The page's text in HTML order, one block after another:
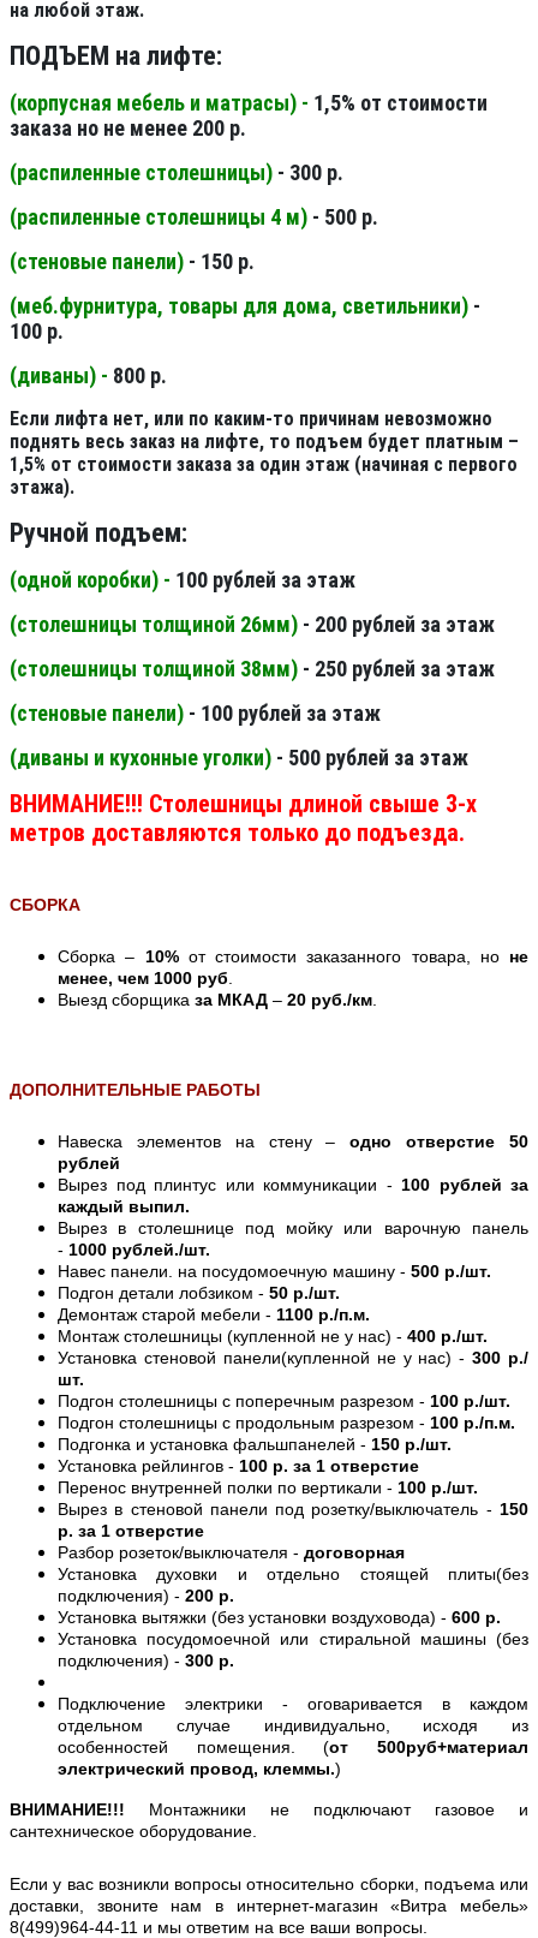
на любой этаж.
ПОДЪЕМ на лифте:
(корпусная мебель и матрасы) - 1,5% от стоимости
заказа но не менее 200 р.
(распиленные столешницы) - 300 р.
(распиленные столешницы 4 м) - 500 р.
(стеновые панели) - 150 р.
(меб.фурнитура, товары для дома, светильники) -
100 р.
(диваны) - 800 р.
Если лифта нет, или по каким-то причинам невозможно
поднять весь заказ на лифте, то подъем будет платным –
1,5% от стоимости заказа за один этаж (начиная с первого
этажа).
Ручной подъем:
(одной коробки) - 100 рублей за этаж
(столешницы толщиной 26мм) - 200 рублей за этаж
(столешницы толщиной 38мм) - 250 рублей за этаж
(стеновые панели) - 100 рублей за этаж
(диваны и кухонные уголки) - 500 рублей за этаж
ВНИМАНИЕ!!! Столешницы длиной свыше 3-х
метров доставляются только до подъезда.
СБОРКА
Сборка – 10%от стоимости заказанного товара, но не
менее, чем 1000 руб
Выезд сборщика за МКАД – 20 руб./км
ДОПОЛНИТЕЛЬНЫЕ РАБОТЫ
Навеска элементов на стену –одно отверстие 50
рублей
Вырез под плинтус или коммуникации - 100 рублей за
каждый выпил.
Вырез в столешнице под мойку или варочную панель
- 1000 рублей./шт.
Навес панели. на посудомоечную машину - 500 р./шт.
Подгон детали лобзиком - 50 р./шт.
Демонтаж старой мебели - 1100 р./п.м.
Монтаж столешницы (купленной не у нас) - 400 р./шт.
Установка стеновой панели(купленной не у нас) -300 р./
шт.
Подгон столешницы с поперечным разрезом - 100 р./шт.
Подгон столешницы с продольным разрезом - 100 р./п.м.
Подгонка и установка фальшпанелей - 150 р./шт.
Установка рейлингов - 100 р. за 1 отверстие
Перенос внутренней полки по вертикали - 100 р./шт.
Вырез в стеновой панели под розетку/выключатель - 150
р. за 1 отверстие
Разбор розеток/выключателя - договорная
Установка духовки и отдельно стоящей плиты(без
подключения) - 200 р.
Установка вытяжки (без установки воздуховода) - 600 р.
Установка посудомоечной или стиральной машины (без
подключения) - 300 р.
Подключение электрики - оговаривается в каждом
отдельном случае индивидуально, исходя из
особенностей помещения. (от 500руб+материал
электрический провод, клеммы.)
ВНИМАНИЕ!!! Монтажники не подключают газовое и
сантехническое оборудование.
Если у вас возникли вопросы относительно сборки, подъема или
доставки, звоните нам в интернет-магазин «Витра мебель»
8(499)964-44-11 и мы ответим на все ваши вопросы.